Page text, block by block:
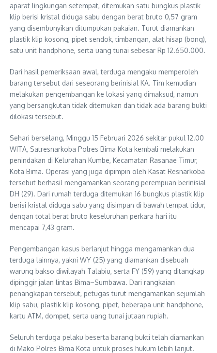
aparat lingkungan setempat, ditemukan satu bungkus plastik
klip berisi kristal diduga sabu dengan berat bruto 0,57 gram
yang disembunyikan ditumpukan pakaian. Turut diamankan
plastik klip kosong, pipet sendok, timbangan, alat hisap (bong),
satu unit handphone, serta uang tunai sebesar Rp 12.650.000.
Dari hasil pemeriksaan awal, terduga mengaku memperoleh
barang tersebut dari seseorang berinisial KA. Tim kemudian
melakukan pengembangan ke lokasi yang dimaksud, namun
yang bersangkutan tidak ditemukan dan tidak ada barang bukti
dilokasi tersebut.
Sehari berselang, Minggu 15 Februari 2026 sekitar pukul 12.00
WITA, Satresnarkoba Polres Bima Kota kembali melakukan
penindakan di Kelurahan Kumbe, Kecamatan Rasanae Timur,
Kota Bima. Operasi yang juga dipimpin oleh Kasat Resnarkoba
tersebut berhasil mengamankan seorang perempuan berinisial
DH (29). Dari rumah terduga ditemukan 16 bungkus plastik klip
berisi kristal diduga sabu yang disimpan di bawah tempat tidur,
dengan total berat bruto keseluruhan perkara hari itu
mencapai 7,43 gram.
Pengembangan kasus berlanjut hingga mengamankan dua
terduga lainnya, yakni WY (25) yang diamankan disebuah
warung bakso diwilayah Talabiu, serta FY (59) yang ditangkap
dipinggir jalan lintas Bima–Sumbawa. Dari rangkaian
penangkapan tersebut, petugas turut mengamankan sejumlah
klip sabu, plastik klip kosong, pipet, beberapa unit handphone,
kartu ATM, dompet, serta uang tunai jutaan rupiah.
Seluruh terduga pelaku beserta barang bukti telah diamankan
di Mako Polres Bima Kota untuk proses hukum lebih lanjut.